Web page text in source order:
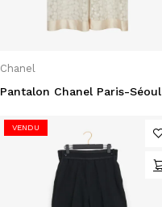
Chanel
Pantalon Chanel Paris-Séoul
VENDU